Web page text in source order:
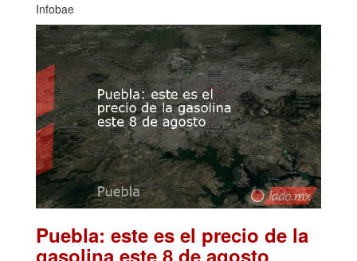
Infobae
Puebla: este es el precio de la
gasolina este 8 de agosto.